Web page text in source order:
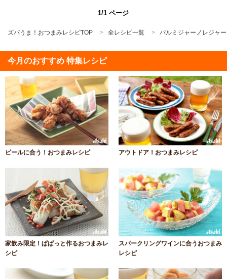
1/1 ページ
ズバうま！おつまみレシピTOP 全レシピ一覧 パルミジャーノレジャ
今月のおすすめ 特集レシピ
ビールに合う！おつまみレシピ アウトドア！おつまみレシピ
家飲み限定！ぱぱっと作るおつまみレ
シピ
スパークリングワインに合うおつまみ
レシピ